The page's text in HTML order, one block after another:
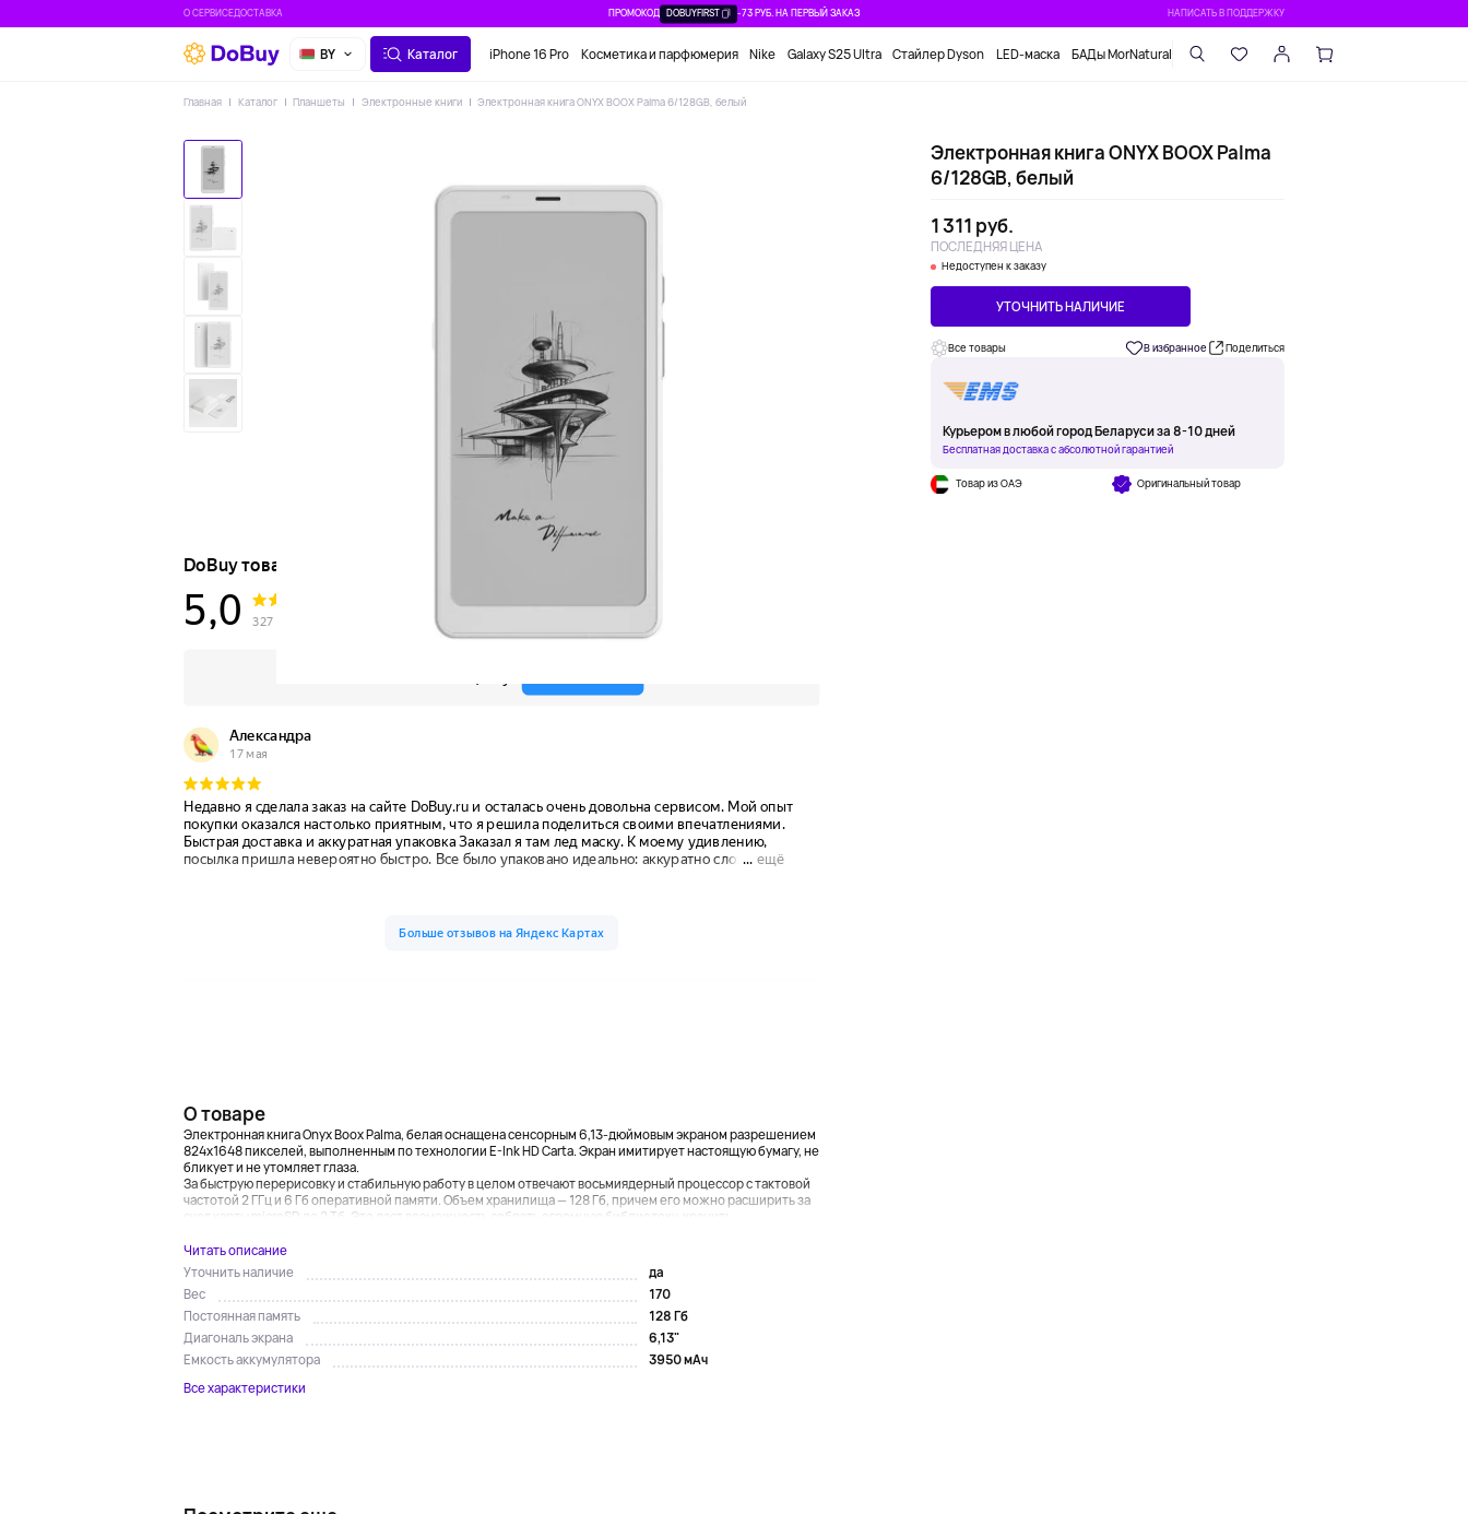
О СЕРВИСЕДОСТАВКА ПРОМОКОД DOBUYFIRST -73 РУБ. НА ПЕРВЫЙ ЗАКАЗ НАПИСАТЬ В ПОДДЕРЖКУ
BY Каталог iPhone 16 Pro Косметика и парфюмерия Nike Galaxy S25 Ultra Стайлер Dyson LED-маска БАДы MorNatural
Главная Каталог Планшеты Электронные книги Электронная книга ONYX BOOX Palma 6/128GB, белый
Электронная книга ONYX BOOX Palma
6/128GB, белый
1 311 руб.
ПОСЛЕДНЯЯ ЦЕНА
Недоступен к заказу
УТОЧНИТЬ НАЛИЧИЕ
Все товары В избранное Поделиться
Курьером в любой город Беларуси за 8-10 дней
Бесплатная доставка с абсолютной гарантией
Товар из ОАЭ Оригинальный товар
О товаре
Электронная книга Onyx Boox Palma, белая оснащена сенсорным 6,13-дюймовым экраном разрешением
824х1648 пикселей, выполненным по технологии E-Ink HD Carta. Экран имитирует настоящую бумагу, не
бликует и не утомляет глаза.
За быструю перерисовку и стабильную работу в целом отвечают восьмиядерный процессор с тактовой
частотой 2 ГГц и 6 Гб оперативной памяти. Объем хранилища — 128 Гб, причем его можно расширить за
счет карты microSD до 2 Тб. Это даст возможность собрать огромную библиотеку, хранить...
Читать описание
Уточнить наличие
да
Вес
170
Постоянная память
128 Гб
Диагональ экрана
6,13"
Емкость аккумулятора
3950 мАч
Все характеристики